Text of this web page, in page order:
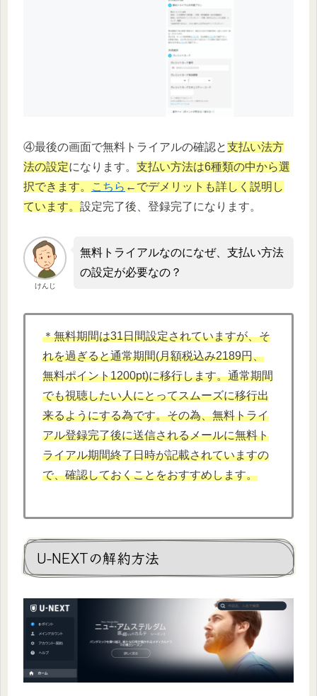
④最後の画面で無料トライアルの確認と支払い法方
法の設定になります。 支払い方法は6種類の中から選
択できます。
こちら ←でデメリットも詳しく説明し
ています。 設定完了後、登録完了になります。
けんじ
無料トライアルなのになぜ、支払い方法
の設定が必要なの？
＊無料期間は31日間設定されていますが、そ
れを過ぎると通常期間(月額税込み2189円、
無料ポイント1200pt)に移行します。通常期間
でも視聴したい人にとってスムーズに移行出
来るようにする為です。その為、無料トライ
アル登録完了後に送信されるメールに無料ト
ライアル期間終了日時が記載されていますの
で、確認しておくことをおすすめします。
U-NEXTの解約方法